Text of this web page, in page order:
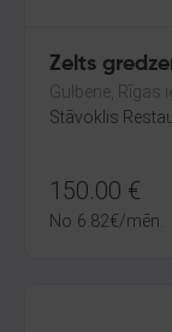
Zelts
Gulbene, Rīgas
Stāvoklis
150.00 €
No 6.82€/mēn.